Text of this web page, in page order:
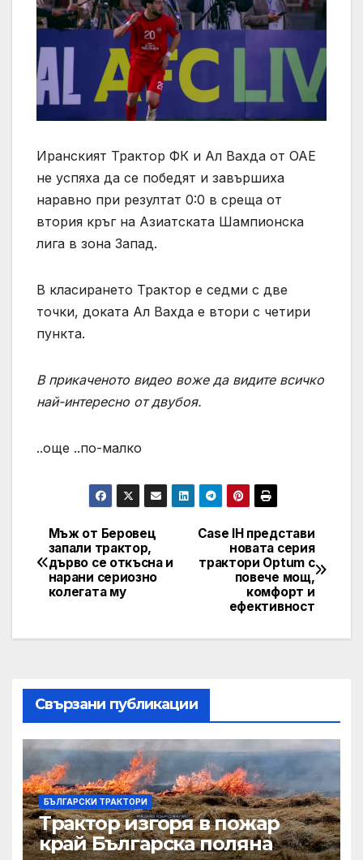
Иранският Трактор ФК и Ал Вахда от ОАЕ
не успяха да се победят и завършиха
наравно при резултат 0:0 в среща от
втория кръг на Азиатската Шампионска
лига в зона Запад.
В класирането Трактор е седми с две
точки, доката Ал Вахда е втори с четири
пункта.
В прикаченото видео воже да видите всичко
най-интересно от двубоя.
..още ..по-малко
Post
navigation
Case IH представи
новата серия
трактори Optum с
повече мощ,
комфорт и
ефективност
Мъж от Беровец
запали трактор,
дърво се откъсна и
нарани сериозно
колегата му
Свързани публикации
БЪЛГАРСКИ ТРАКТОРИ
Трактор изгоря в пожар
край Българска поляна